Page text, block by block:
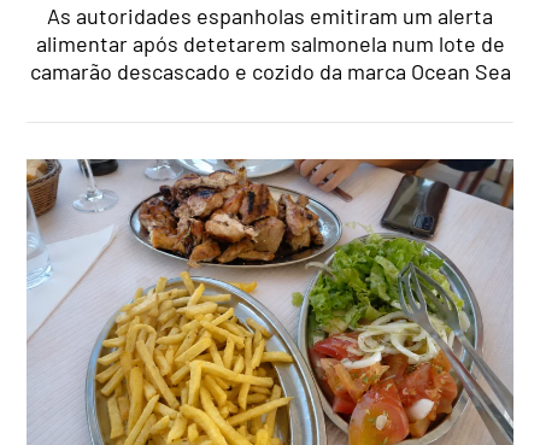
As autoridades espanholas emitiram um alerta
alimentar após detetarem salmonela num lote de
camarão descascado e cozido da marca Ocean Sea